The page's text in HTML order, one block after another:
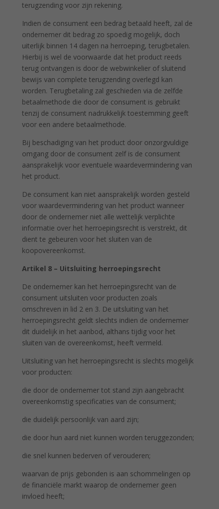
terugzending voor zijn rekening.
Indien de consument een bedrag betaald heeft, zal de
ondernemer dit bedrag zo spoedig mogelijk, doch
uiterlijk binnen 14 dagen na herroeping, terugbetalen.
Hierbij is wel de voorwaarde dat het product reeds
terug ontvangen is door de webwinkelier of sluitend
bewijs van complete terugzending overlegd kan
worden. Terugbetaling zal geschieden via de zelfde
betaalmethode die door de consument is gebruikt
tenzij de consument nadrukkelijk toestemming geeft
voor een andere betaalmethode.
Bij beschadiging van het product door onzorgvuldige
omgang door de consument zelf is de consument
aansprakelijk voor eventuele waardevermindering van
het product.
De consument kan niet aansprakelijk worden gesteld
voor waardevermindering van het product wanneer
door de ondernemer niet alle wettelijk verplichte
informatie over het herroepingsrecht is verstrekt, dit
dient te gebeuren voor het sluiten van de
koopovereenkomst.
Artikel 8 – Uitsluiting herroepingsrecht
De ondernemer kan het herroepingsrecht van de
consument uitsluiten voor producten zoals
omschreven in lid 2 en 3. De uitsluiting van het
herroepingsrecht geldt slechts indien de ondernemer
dit duidelijk in het aanbod, althans tijdig voor het
sluiten van de overeenkomst, heeft vermeld.
Uitsluiting van het herroepingsrecht is slechts mogelijk
voor producten:
die door de ondernemer tot stand zijn aangebracht
overeenkomstig specificaties van de consument;
die duidelijk persoonlijk van aard zijn;
die door hun aard niet kunnen worden teruggezonden;
die snel kunnen bederven of verouderen;
waarvan de prijs gebonden is aan schommelingen op
de financiële markt waarop de ondernemer geen
invloed heeft;